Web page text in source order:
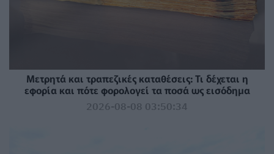
Μετρητά και τραπεζικές καταθέσεις: Τι δέχεται η
εφορία και πότε φορολογεί τα ποσά ως εισόδημα
2026-08-08 03:50:34